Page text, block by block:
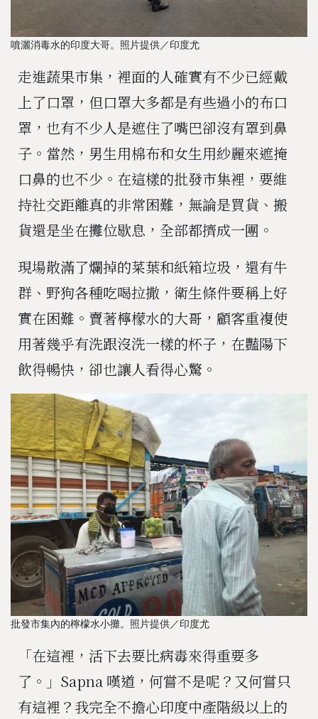
噴灑消毒水的印度大哥。照片提供／印度尤
走進蔬果市集，裡面的人確實有不少已經戴
上了口罩，但口罩大多都是有些過小的布口
罩，也有不少人是遮住了嘴巴卻沒有罩到鼻
子。當然，男生用棉布和女生用紗麗來遮掩
口鼻的也不少。在這樣的批發市集裡，要維
持社交距離真的非常困難，無論是買貨、搬
貨還是坐在攤位歇息，全部都擠成一團。
現場散滿了爛掉的菜葉和紙箱垃圾，還有牛
群、野狗各種吃喝拉撒，衛生條件要稱上好
實在困難。賣著檸檬水的大哥，顧客重複使
用著幾乎有洗跟沒洗一樣的杯子，在豔陽下
飲得暢快，卻也讓人看得心驚。
批發市集內的檸檬水小攤。照片提供／印度尤
「在這裡，活下去要比病毒來得重要多
了。」Sapna 嘆道，何嘗不是呢？又何嘗只
有這裡？我完全不擔心印度中產階級以上的